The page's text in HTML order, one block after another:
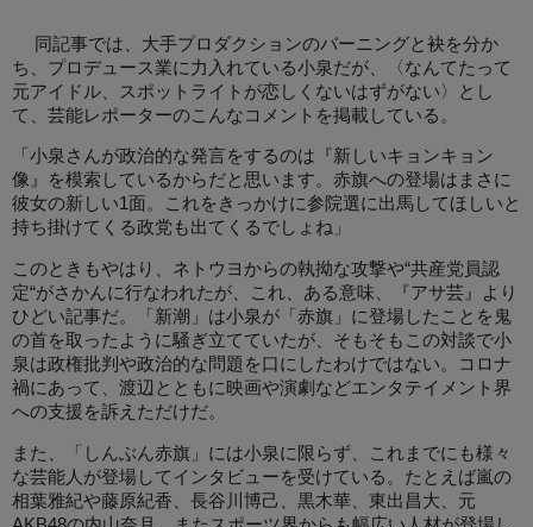
同記事では、大手プロダクションのバーニングと袂を分か
ち、プロデュース業に力入れている小泉だが、〈なんてたって
元アイドル、スポットライトが恋しくないはずがない〉とし
て、芸能レポーターのこんなコメントを掲載している。
「小泉さんが政治的な発言をするのは『新しいキョンキョン
像』を模索しているからだと思います。赤旗への登場はまさに
彼女の新しい1面。これをきっかけに参院選に出馬してほしいと
持ち掛けてくる政党も出てくるでしょね」
このときもやはり、ネトウヨからの執拗な攻撃や“共産党員認
定“がさかんに行なわれたが、これ、ある意味、『アサ芸』より
ひどい記事だ。「新潮」は小泉が「赤旗」に登場したことを鬼
の首を取ったように騒ぎ立てていたが、そもそもこの対談で小
泉は政権批判や政治的な問題を口にしたわけではない。コロナ
禍にあって、渡辺とともに映画や演劇などエンタテイメント界
への支援を訴えただけだ。
また、「しんぶん赤旗」には小泉に限らず、これまでにも様々
な芸能人が登場してインタビューを受けている。たとえば嵐の
相葉雅紀や藤原紀香、長谷川博己、黒木華、東出昌大、元